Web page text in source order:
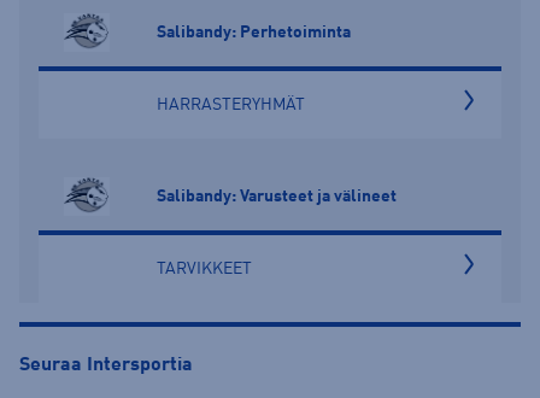
Salibandy: Perhetoiminta
HARRASTERYHMÄT
Salibandy: Varusteet ja välineet
TARVIKKEET
Seuraa Intersportia